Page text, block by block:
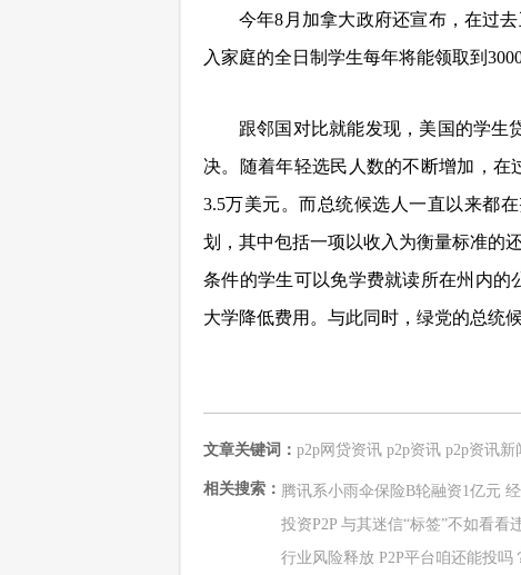
今年8月加拿大政府还宣布，在过
入家庭的全日制学生每年将能领取到
跟邻国对比就能发现， 美 国的学生
决。随着年轻选民人数的不断增加，在
3.5万美元。而总统候选人一直以来都在
划，其中包括一项以收入为衡量标准的
条件的学生可以免学费就读所在州内的
大学降低费用。与此同时，绿党的总统
文章关键词： p2p网贷资讯 p2p资讯 p2p资讯新
相关搜索： 腾讯系小雨伞保险B轮融资1亿元
投资P2P 与其迷信“标签”不如看看
行业风险释放 P2P平台咱还能投吗